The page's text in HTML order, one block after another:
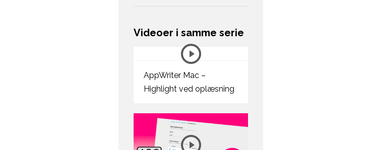
Videoer i samme serie
AppWriter Mac –
Highlight ved oplæsning